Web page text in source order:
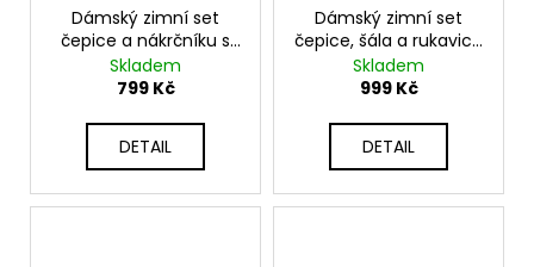
Dámský zimní set
čepice a nákrčníku s
bambulí S2476
Skladem
799 Kč
DETAIL
Dámský zimní set
čepice, šála a rukavice
S3068
Skladem
999 Kč
DETAIL